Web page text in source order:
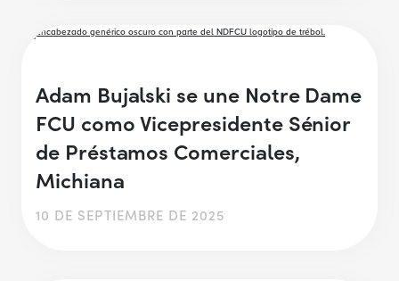
Adam Bujalski se une Notre Dame
FCU como Vicepresidente Sénior
de Préstamos Comerciales,
Michiana
10 DE SEPTIEMBRE DE 2025